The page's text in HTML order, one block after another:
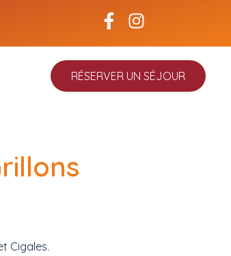
Facebook-
Instagram
RÉSERVER UN SÉJOUR
Cigales.